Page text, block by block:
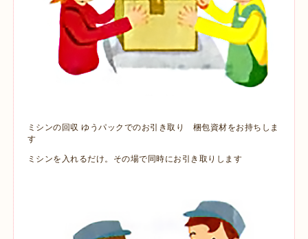
ミシンの回収 ゆうパックでのお引き取り 梱包資材をお持ちしま
す
ミシンを入れるだけ。その場で同時にお引き取りします